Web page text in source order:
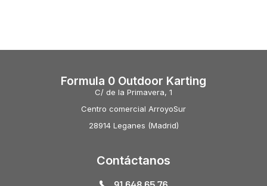
Formula 0 Outdoor Karting
C/ de la Primavera, 1
Centro comercial ArroyoSur
28914 Leganes (Madrid)
Contáctanos